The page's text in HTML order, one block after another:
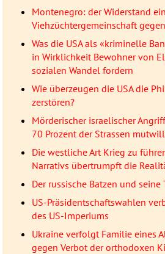
Montenegro: der Widerstand
Viehzüchtergemeinschaft
Was die USA als «kriminelle
in Wirklichkeit Bewohner von
sozialen Wandel fordern
Wie überzeugen die USA die
zerstören?
Mörderischer israelischer
70 Prozent der Strassen
Die westliche Art Krieg zu
Narrativs übertrumpft die
Der russische Batzen und seine
US-Präsidentschaftswahlen
des US-Imperiums
Ukraine verfolgt Familie eines
gegen Verbot der orthodoxen